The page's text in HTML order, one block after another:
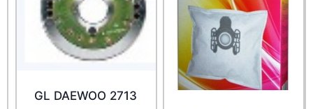
GL DAEWOO 2713